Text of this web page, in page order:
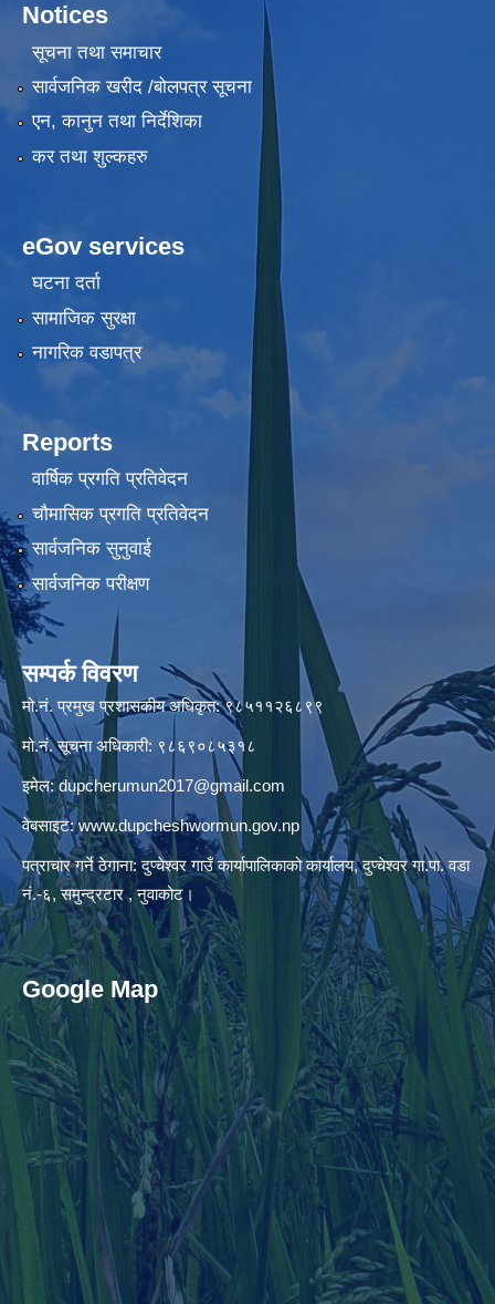
Notices
सूचना तथा समाचार
सार्वजनिक खरीद /बोलपत्र सूचना
एन, कानुन तथा निर्देशिका
कर तथा शुल्कहरु
eGov services
घटना दर्ता
सामाजिक सुरक्षा
नागरिक वडापत्र
Reports
वार्षिक प्रगति प्रतिवेदन
चौमासिक प्रगति प्रतिवेदन
सार्वजनिक सुनुवाई
सार्वजनिक परीक्षण
सम्पर्क विवरण
मो.नं. प्रमुख प्रशासकीय अधिकृत: ९८५११२६८९९
मो.नं. सूचना अधिकारी: ९८६९०८५३१८
इमेल:dupcherumun2017@gmail.com
वेबसाइट:www.dupcheshwormun.gov.np
पत्राचार गर्ने ठेगाना: दुप्चेश्वर गाउँ कार्यापालिकाको कार्यालय, दुप्चेश्वर गा.पा. वडा
नं.-६, समुन्द्रटार , नुवाकोट।
Google Map